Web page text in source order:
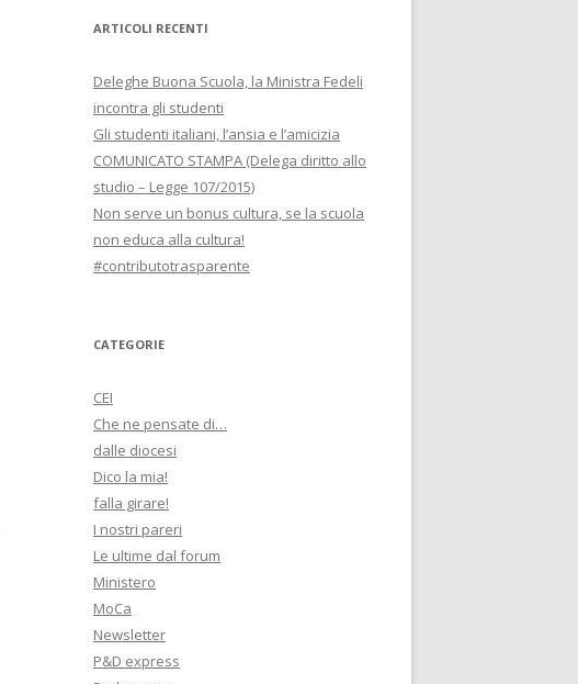
ARTICOLI RECENTI
Deleghe Buona Scuola, la Ministra Fedeli
incontra gli studenti
Gli studenti italiani, l’ansia e l’amicizia
COMUNICATO STAMPA (Delega diritto allo
studio – Legge 107/2015)
Non serve un bonus cultura, se la scuola
non educa alla cultura!
#contributotrasparente
CATEGORIE
CEI
Che ne pensate di…
dalle diocesi
Dico la mia!
falla girare!
I nostri pareri
Le ultime dal forum
Ministero
MoCa
Newsletter
P&D express